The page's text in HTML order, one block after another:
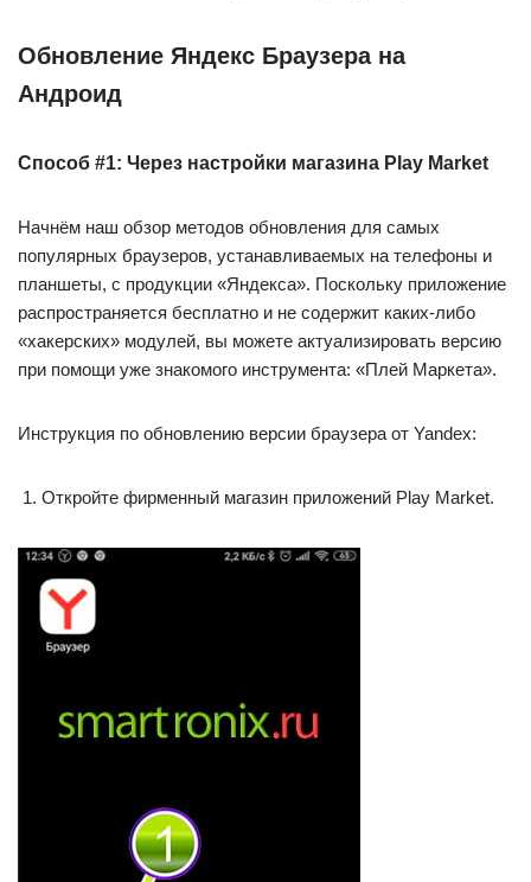
Обновление Яндекс Браузера на
Андроид
Способ #1: Через настройки магазина Play Market
Начнём наш обзор методов обновления для самых
популярных браузеров, устанавливаемых на телефоны и
планшеты, с продукции «Яндекса». Поскольку приложение
распространяется бесплатно и не содержит каких-либо
«хакерских» модулей, вы можете актуализировать версию
при помощи уже знакомого инструмента: «Плей Маркета».
Инструкция по обновлению версии браузера от Yandex:
Откройте фирменный магазин приложений Play Market.